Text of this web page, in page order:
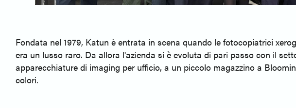
Fondata nel 1979, Katun è entrata in scena quando le fotocopiatrici
era un lusso raro. Da allora l'azienda si è evoluta di pari passo con il
apparecchiature di imaging per ufficio, a un piccolo magazzino a
colori.